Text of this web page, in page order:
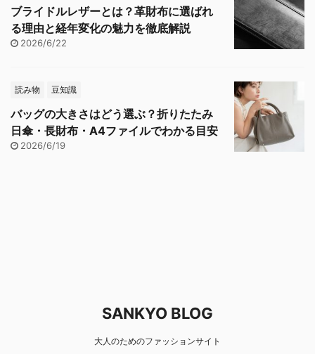
ブライドルレザーとは？革財布に選ばれ
る理由と経年変化の魅力を徹底解説
2026/6/22
読み物 豆知識
バッグの大きさはどう選ぶ？折りたたみ
日傘・長財布・A4ファイルでわかる目安
2026/6/19
SANKYO BLOG
大人のためのファッションサイト